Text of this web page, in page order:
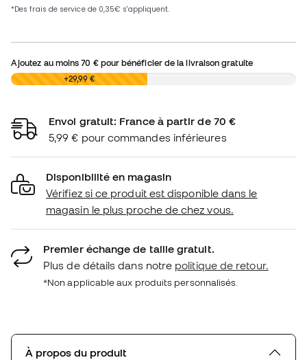
Ajoutez au moins70 €pour bénéficier de la livraison gratuite
0,00 € +29,99 €
Envoi gratuit: France à partir de 70 €
5,99 € pour commandes inférieures
Disponibilité en magasin
Vérifiez si ce produit est disponible dans le
magasin le plus proche de chez vous.
Premier échange de taille gratuit.
Plus de détails dans notre politique de retour.
*Non applicable aux produits personnalisés.
À propos du produit